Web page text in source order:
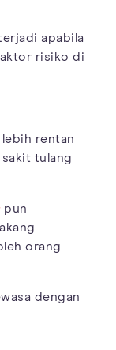
apabila
risiko di
rentan
sakit tulang
pun
orang
dengan